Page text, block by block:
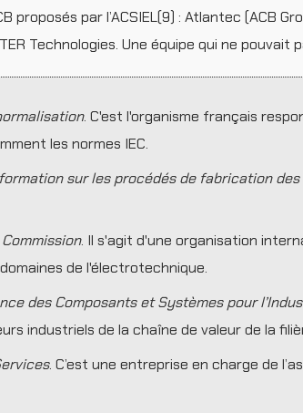
par l’ACSIEL(9) : Atlantec (ACB
Technologies. Une équipe qui ne pouvait
. C'est l'organisme français
les normes IEC.
sur les procédés de fabrication
. Il s'agit d'une organisation
de l'électrotechnique.
des Composants et Systèmes pour
industriels de la chaîne de valeur de la
. C’est une entreprise en charge de